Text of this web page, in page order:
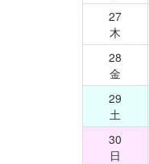
27
木
28
金
29
土
30
日